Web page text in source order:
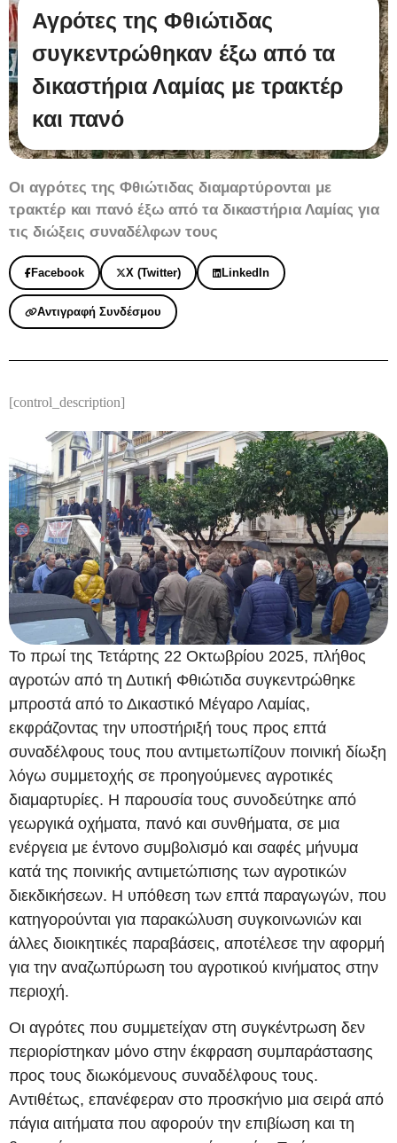
Αγρότες της Φθιώτιδας
συγκεντρώθηκαν έξω από τα
δικαστήρια Λαμίας με τρακτέρ
και πανό
Οι αγρότες της Φθιώτιδας διαμαρτύρονται με
τρακτέρ και πανό έξω από τα δικαστήρια Λαμίας για
τις διώξεις συναδέλφων τους
Facebook X (Twitter) LinkedIn
Αντιγραφή Συνδέσμου
[control_description]
Το πρωί της Τετάρτης 22 Οκτωβρίου 2025, πλήθος
αγροτών από τη Δυτική Φθιώτιδα συγκεντρώθηκε
μπροστά από το Δικαστικό Μέγαρο Λαμίας,
εκφράζοντας την υποστήριξή τους προς επτά
συναδέλφους τους που αντιμετωπίζουν ποινική δίωξη
λόγω συμμετοχής σε προηγούμενες αγροτικές
διαμαρτυρίες. Η παρουσία τους συνοδεύτηκε από
γεωργικά οχήματα, πανό και συνθήματα, σε μια
ενέργεια με έντονο συμβολισμό και σαφές μήνυμα
κατά της ποινικής αντιμετώπισης των αγροτικών
διεκδικήσεων. Η υπόθεση των επτά παραγωγών, που
κατηγορούνται για παρακώλυση συγκοινωνιών και
άλλες διοικητικές παραβάσεις, αποτέλεσε την αφορμή
για την αναζωπύρωση του αγροτικού κινήματος στην
περιοχή.
Οι αγρότες που συμμετείχαν στη συγκέντρωση δεν
περιορίστηκαν μόνο στην έκφραση συμπαράστασης
προς τους διωκόμενους συναδέλφους τους.
Αντιθέτως, επανέφεραν στο προσκήνιο μια σειρά από
πάγια αιτήματα που αφορούν την επιβίωση και τη